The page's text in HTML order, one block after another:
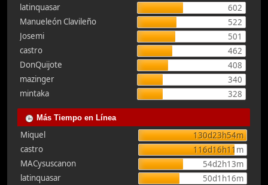
latinquasar
602
Manueleón Clavileño
522
Josemi
501
castro
462
DonQuijote
408
mazinger
340
mintaka
328
Más Tiempo en Línea
Miquel
130d23h54m
castro
116d16h11m
MACysuscanon
54d2h13m
latinquasar
50d1h16m